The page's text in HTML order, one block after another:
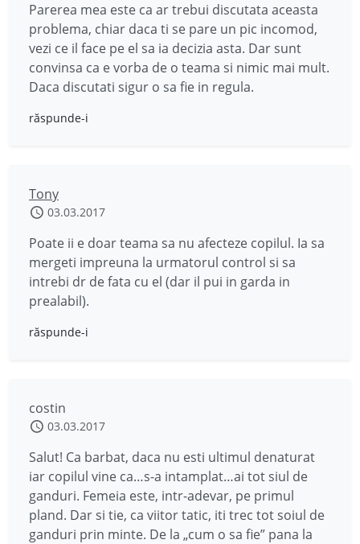
Parerea mea este ca ar trebui discutata aceasta
problema, chiar daca ti se pare un pic incomod,
vezi ce il face pe el sa ia decizia asta. Dar sunt
convinsa ca e vorba de o teama si nimic mai mult.
Daca discutati sigur o sa fie in regula.
răspunde-i
Tony
03.03.2017
Poate ii e doar teama sa nu afecteze copilul. Ia sa
mergeti impreuna la urmatorul control si sa
intrebi dr de fata cu el (dar il pui in garda in
prealabil).
răspunde-i
costin
03.03.2017
Salut! Ca barbat, daca nu esti ultimul denaturat
iar copilul vine ca…s-a intamplat…ai tot siul de
ganduri. Femeia este, intr-adevar, pe primul
pland. Dar si tie, ca viitor tatic, iti trec tot soiul de
ganduri prin minte. De la „cum o sa fie” pana la